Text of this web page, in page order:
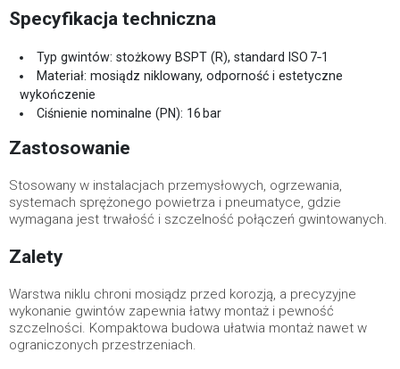
Specyfikacja techniczna
Typ gwintów: stożkowy BSPT (R), standard ISO 7‑1
Materiał: mosiądz niklowany, odporność i estetyczne
wykończenie
Ciśnienie nominalne (PN): 16 bar
Zastosowanie
Stosowany w instalacjach przemysłowych, ogrzewania,
systemach sprężonego powietrza i pneumatyce, gdzie
wymagana jest trwałość i szczelność połączeń gwintowanych.
Zalety
Warstwa niklu chroni mosiądz przed korozją, a precyzyjne
wykonanie gwintów zapewnia łatwy montaż i pewność
szczelności. Kompaktowa budowa ułatwia montaż nawet w
ograniczonych przestrzeniach.